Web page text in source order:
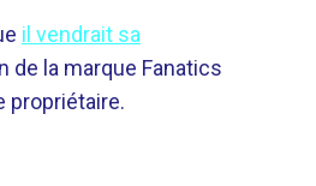
il vendrait sa
de la marque Fanatics
propriétaire.